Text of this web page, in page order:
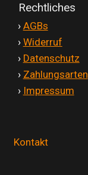
Rechtliches
› AGBs
› Widerruf
› Datenschutz
› Zahlungsarten
› Impressum
Kontakt